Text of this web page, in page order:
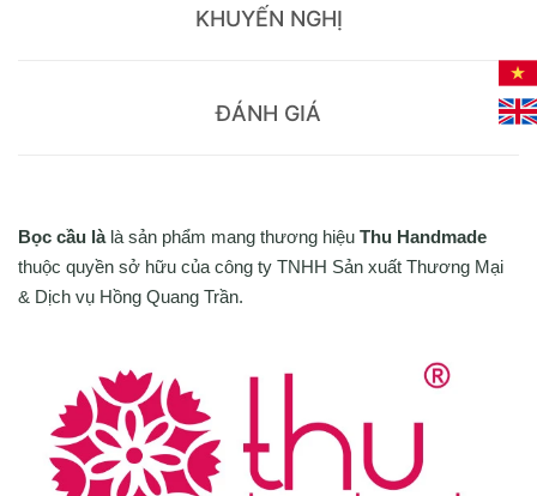
KHUYẾN NGHỊ
ĐÁNH GIÁ
Bọc cầu làlà sản phẩm mang thương hiệu Thu Handmade
thuộc quyền sở hữu của công ty TNHH Sản xuất Thương Mại
& Dịch vụ Hồng Quang Trần.